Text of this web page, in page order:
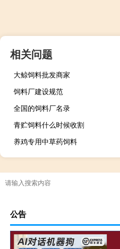
相关问题
大鲸饲料批发商家
饲料厂建设规范
全国的饲料厂名录
青贮饲料什么时候收割
养鸡专用中草药饲料
公告